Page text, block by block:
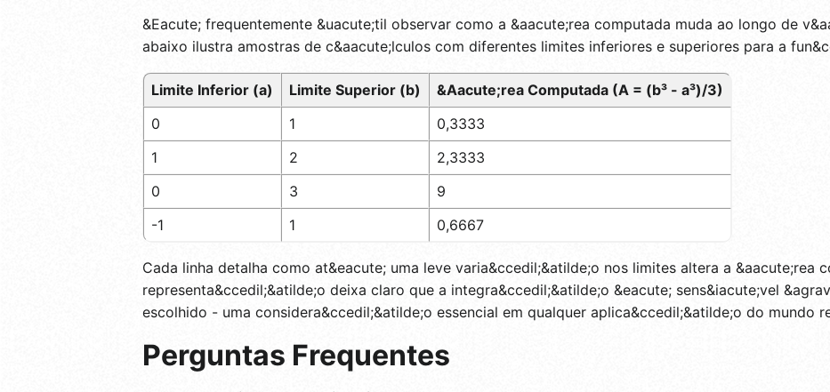
&Eacute; frequentemente &uacute;til observar como a &aacute;rea computada muda ao longo de
abaixo ilustra amostras de c&aacute;lculos com diferentes limites inferiores e superiores para a
Limite Inferior (a) Limite Superior (b)
&Aacute;rea Computada (A = (b³ - a³)/3)
0
1
0,3333
1
2
2,3333
0
3
9
-1
1 0,6667
Cada linha detalha como at&eacute; uma leve varia&ccedil;&atilde;o nos limites altera a &aacute;rea
representa&ccedil;&atilde;o deixa claro que a integra&ccedil;&atilde;o &eacute; sens&iacute;vel
escolhido - uma considera&ccedil;&atilde;o essencial em qualquer aplica&ccedil;&atilde;o do mundo
Perguntas Frequentes